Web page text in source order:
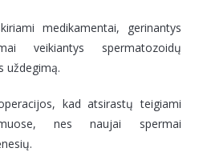
medikamentai, gerinantys
veikiantys spermatozoidų
uždegimą.
kad atsirastų teigiami
nes naujai spermai